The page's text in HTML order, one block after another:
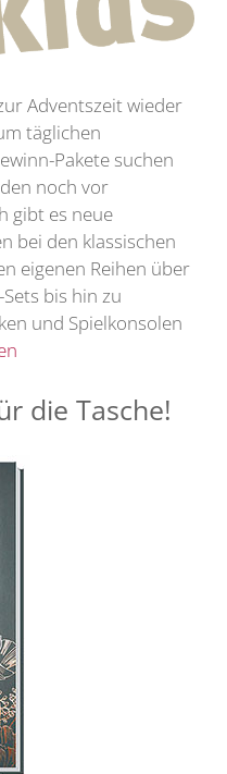
Adventszeit wieder
täglichen
Pakete suchen
noch vor
gibt es neue
bei den klassischen
eigenen Reihen über
bis hin zu
und Spielkonsolen
die Tasche!